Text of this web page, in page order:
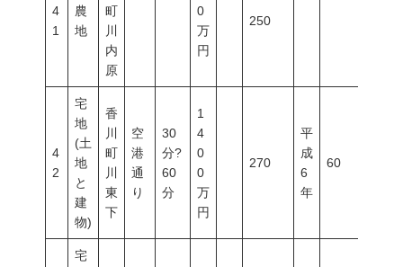
4
1
農
地
町
川
内
原
0
万
円
250
4
2
宅
地
(土
地
と
建
物)
香
川
町
川
東
下
空
港
通
り
30
分?
60
分
1
4
0
0
万
円
270
平
成
6
年
60
宅